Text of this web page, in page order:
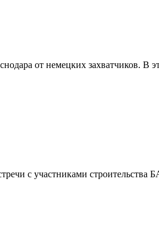
от немецких захватчиков. В
с участниками строительства